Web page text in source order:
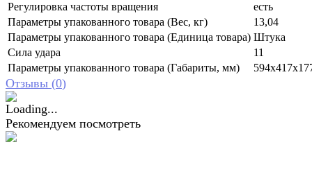
Регулировка частоты вращения
есть
Параметры упакованного товара (Вес, кг)
13,04
Параметры упакованного товара (Единица товара) Штука
Сила удара
11
Параметры упакованного товара (Габариты, мм)
Отзывы (0)
Рекомендуем посмотреть